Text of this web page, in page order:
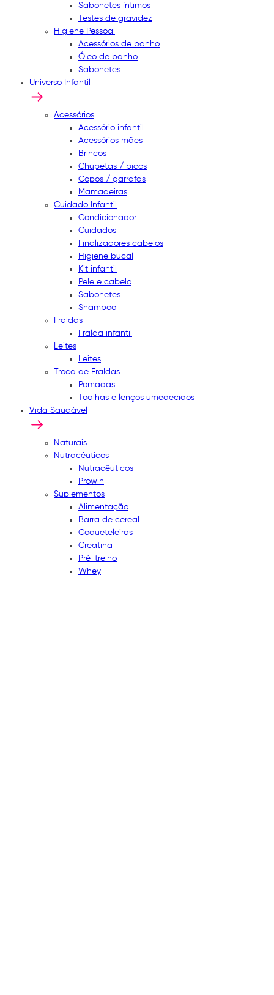
Sabonetes íntimos
Testes de gravidez
Higiene Pessoal
Acessórios de banho
Óleo de banho
Sabonetes
Universo Infantil
Acessórios
Acessório infantil
Acessórios mães
Brincos
Chupetas / bicos
Copos / garrafas
Mamadeiras
Cuidado Infantil
Condicionador
Cuidados
Finalizadores cabelos
Higiene bucal
Kit infantil
Pele e cabelo
Sabonetes
Shampoo
Fraldas
Fralda infantil
Leites
Leites
Troca de Fraldas
Pomadas
Toalhas e lenços umedecidos
Vida Saudável
Naturais
Nutracêuticos
Nutracêuticos
Prowin
Suplementos
Alimentação
Barra de cereal
Coqueteleiras
Creatina
Pré-treino
Whey